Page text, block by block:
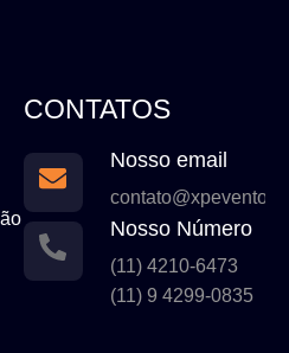
CONTATOS
Nosso email
Nosso Número
(11) 4210-6473
(11) 9 4299-0835